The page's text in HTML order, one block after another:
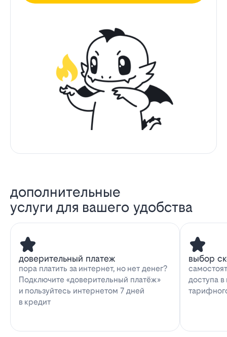
дополнительные
услуги для вашего удобства
доверительный платеж
пора платить за интернет, но нет денег?
Подключите «доверительный платёж»
и пользуйтесь интернетом 7 дней
в кредит
выбор
доступа